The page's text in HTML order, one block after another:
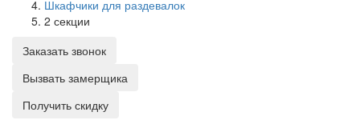
Шкафчики для раздевалок
2 секции
Заказать звонок
Вызвать замерщика
Получить скидку